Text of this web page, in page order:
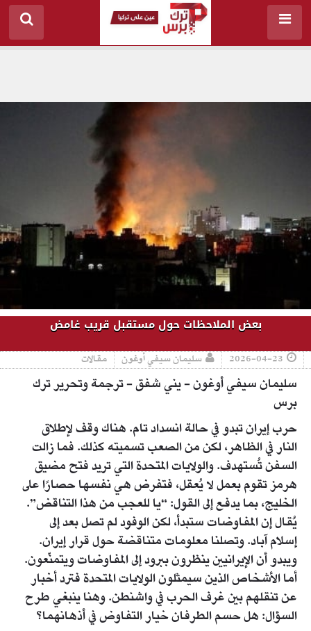
بعض الملاحظات حول مستقبل قريب غامض
2026-04-23 سليمان سيفي أوغون مقالات
سليمان سيفي أوغون - يني شفق - ترجمة وتحرير ترك
برس
حرب إيران تبدو في حالة انسداد تام. هناك وقف لإطلاق
النار في الظاهر، لكن من الصعب تسميته كذلك. فما زالت
السفن تُستهدف. والولايات المتحدة التي تريد فتح مضيق
هرمز تقوم بعمل لا يُعقل، فتفرض هي نفسها حصارًا على
الخليج، بما يدفع إلى القول: “يا للعجب من هذا التناقض”.
يُقال إن المفاوضات ستبدأ، لكن الوفود لم تصل بعد إلى
إسلام آباد. وتصلنا معلومات متناقضة حول قرار إيران.
ويبدو أن الإيرانيين ينظرون ببرود إلى المفاوضات ويتمنّعون.
أما الأشخاص الذين سيمثلون الولايات المتحدة فترد أخبار
عن تنقلهم بين غرف الحرب في واشنطن. وهنا ينبغي طرح
السؤال: هل حسم الطرفان خيار التفاوض في أذهانهما؟